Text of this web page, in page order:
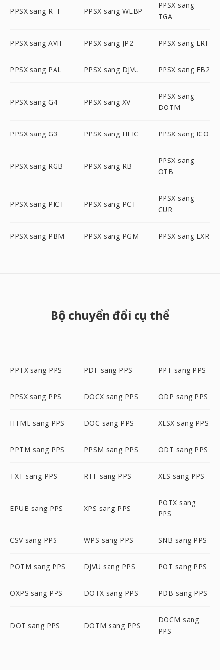
PPSX sang RTF PPSX sang WEBP
PPSX sang
TGA
PPSX sang AVIF PPSX sang JP2 PPSX sang LRF
PPSX sang PAL PPSX sang DJVU PPSX sang FB2
PPSX sang G4 PPSX sang XV
PPSX sang
DOTM
PPSX sang G3 PPSX sang HEIC PPSX sang ICO
PPSX sang RGB PPSX sang RB
PPSX sang
OTB
PPSX sang PICT PPSX sang PCT
PPSX sang
CUR
PPSX sang PBM PPSX sang PGM PPSX sang EXR
Bộ chuyển đổi cụ thể
PPTX sang PPS PDF sang PPS PPT sang PPS
PPSX sang PPS DOCX sang PPS ODP sang PPS
HTML sang PPS DOC sang PPS XLSX sang PPS
PPTM sang PPS PPSM sang PPS ODT sang PPS
TXT sang PPS RTF sang PPS XLS sang PPS
EPUB sang PPS XPS sang PPS
POTX sang
PPS
CSV sang PPS WPS sang PPS SNB sang PPS
POTM sang PPS DJVU sang PPS POT sang PPS
OXPS sang PPS DOTX sang PPS PDB sang PPS
DOT sang PPS DOTM sang PPS
DOCM sang
PPS